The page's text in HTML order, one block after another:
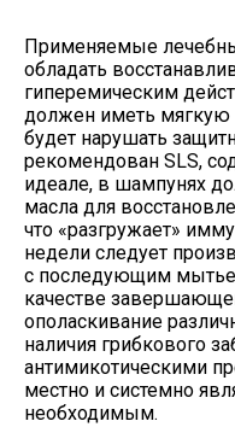
Применяемые
обладать
гиперемическим
должен иметь
будет нарушать
рекомендован SLS,
идеале, в шампунях
масла для
что «разгружает»
недели следует
с последующим
качестве
ополаскивание
наличия грибкового
антимикотическими
местно и системно
необходимым.